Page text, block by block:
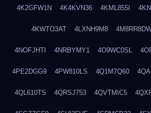
4K2GFW1N 4K4KVN36 4KML855I
4KWTO3AT 4LXNH9M8
4NOFJHTI 4NRBYMY1 4O9WC0SL
4PE2DGG9 4PW810LS 4Q1M7Q60
4QL610TS 4QRSJ753 4QVTMIC5